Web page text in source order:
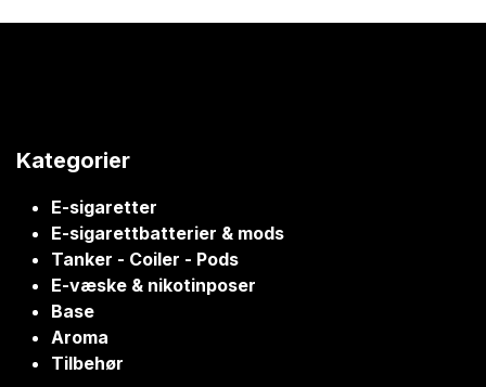
Kategorier
E-sigaretter
E-sigarettbatterier & mods
Tanker - Coiler - Pods
E-væske & nikotinposer
Base
Aroma
Tilbehør